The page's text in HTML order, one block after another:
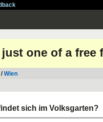
one of a free
/Wien
sich im Volksgarten?